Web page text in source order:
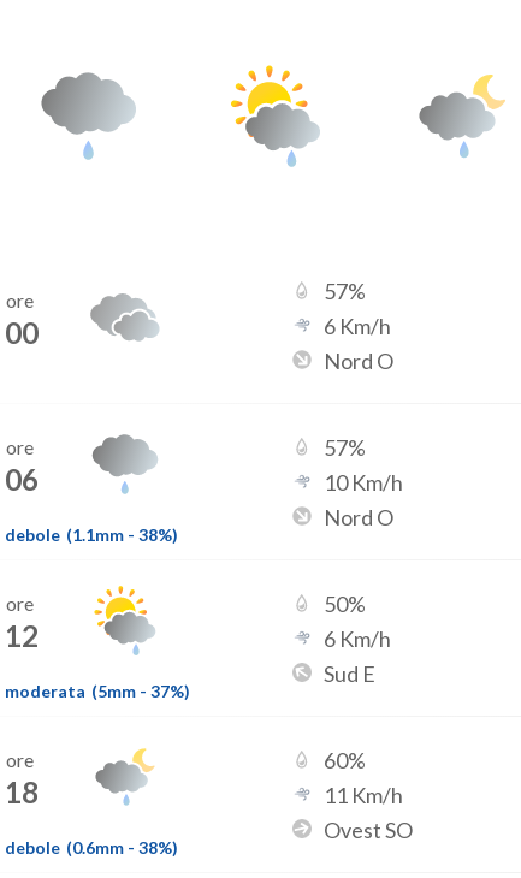
ore
00
57%
6 Km/h
Nord O
ore
06
debole (1.1mm - 38%)
57%
10Km/h
Nord O
ore
12
moderata (5mm - 37%)
50%
6 Km/h
Sud E
ore
18
debole (0.6mm - 38%)
60%
11 Km/h
Ovest SO